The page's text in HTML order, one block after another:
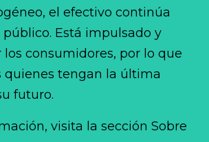
el efectivo continúa
Está impulsado y
consumidores, por lo que
quienes tengan la última
futuro.
visita la sección Sobre